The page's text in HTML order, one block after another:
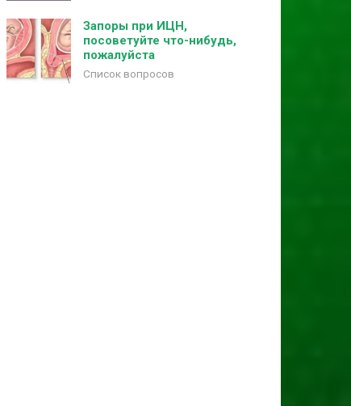
Запоры при ИЦН,
посоветуйте что-нибудь,
пожалуйста
Список вопросов